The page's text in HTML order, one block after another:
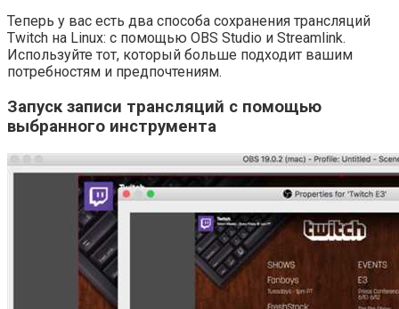
Теперь у вас есть два способа сохранения трансляций
Twitch на Linux: с помощью OBS Studio и Streamlink.
Используйте тот, который больше подходит вашим
потребностям и предпочтениям.
Запуск записи трансляций с помощью
выбранного инструмента